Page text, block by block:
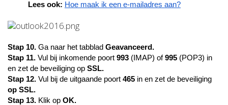
Lees ook: Hoe maak ik een e-mailadres aan?
Stap 10. Ga naar het tabblad Geavanceerd.
Stap 11. Vul bij inkomende poort 993 (IMAP) of995 (POP3) in
en zet de beveiliging op SSL.
Stap 12. Vul bij de uitgaande poort 465 in en zet de beveiliging
op SSL.
Stap 13. Klik op OK.